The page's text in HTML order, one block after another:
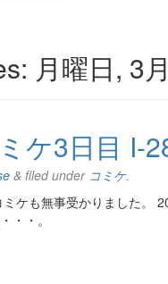
月曜日, 3
ケ3日目 I-
& filed under コミケ.
ケも無事受かりました。
・・。